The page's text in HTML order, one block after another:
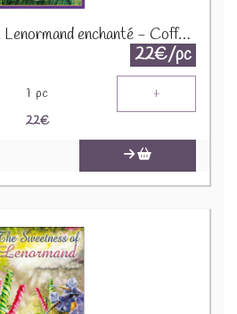
L'Oracle - Le Petit Lenormand enchanté - Coffret 75355
22€/pc
1 pc +
22€